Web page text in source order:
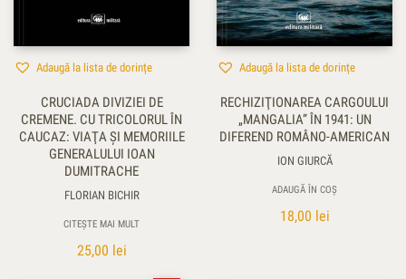
Adaugă la lista de dorințe
CRUCIADA DIVIZIEI DE
CREMENE. CU TRICOLORUL ÎN
CAUCAZ: VIAŢA ŞI MEMORIILE
GENERALULUI IOAN
DUMITRACHE
FLORIAN BICHIR
CITEȘTE MAI MULT
25,00 lei
Adaugă la lista de dorințe
RECHIZIŢIONAREA CARGOULUI
„MANGALIA” ÎN 1941: UN
DIFEREND ROMÂNO-AMERICAN
ION GIURCĂ
ADAUGĂ ÎN COȘ
18,00 lei